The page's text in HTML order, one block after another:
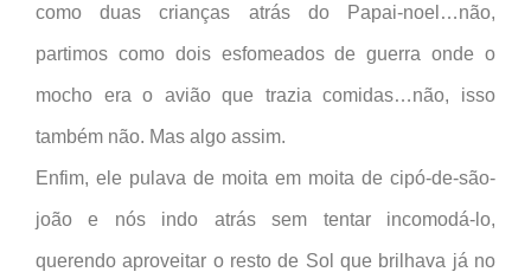
como duas crianças atrás do Papai-noel…não,
partimos como dois esfomeados de guerra onde o
mocho era o avião que trazia comidas…não, isso
também não. Mas algo assim.
Enfim, ele pulava de moita em moita de cipó-de-são-
joão e nós indo atrás sem tentar incomodá-lo,
querendo aproveitar o resto de Sol que brilhava já no